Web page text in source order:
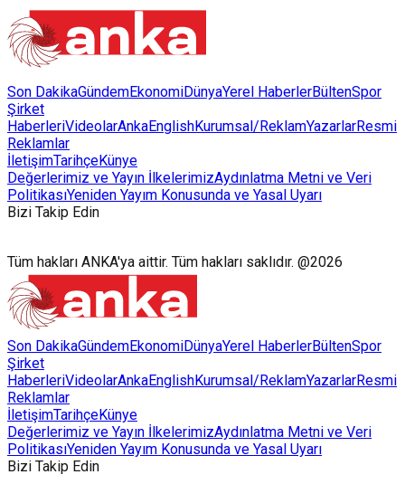
Son DakikaGündemEkonomiDünyaYerel HaberlerBültenSpor
Şirket
HaberleriVideolarAnkaEnglishKurumsal/ReklamYazarlarResmi
Reklamlar
İletişimTarihçeKünye
Değerlerimiz ve Yayın İlkelerimizAydınlatma Metni ve Veri
PolitikasıYeniden Yayım Konusunda ve Yasal Uyarı
Bizi Takip Edin
Tüm hakları ANKA'ya aittir. Tüm hakları saklıdır. @2026
Son DakikaGündemEkonomiDünyaYerel HaberlerBültenSpor
Şirket
HaberleriVideolarAnkaEnglishKurumsal/ReklamYazarlarResmi
Reklamlar
İletişimTarihçeKünye
Değerlerimiz ve Yayın İlkelerimizAydınlatma Metni ve Veri
PolitikasıYeniden Yayım Konusunda ve Yasal Uyarı
Bizi Takip Edin